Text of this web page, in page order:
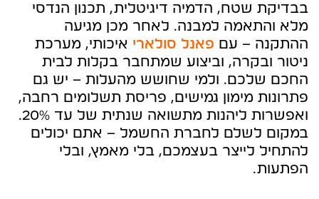
בבדיקת שטח, הדמיה דיגיטלית, תכנון הנדסי
מלא והתאמה למבנה. לאחר מכן מגיעה
ההתקנה – עם פאנל סולארי איכותי, מערכת
ניטור ובקרה, וביצוע שמתחבר בקלות לבית
החכם שלכם. ולמי שחושש מהעלות – יש גם
פתרונות מימון גמישים, פריסת תשלומים רחבה,
ואפשרות ליהנות מתשואה שנתית של עד 20%.
במקום לשלם לחברת החשמל – אתם יכולים
להתחיל לייצר בעצמכם, בלי מאמץ, ובלי
הפתעות.